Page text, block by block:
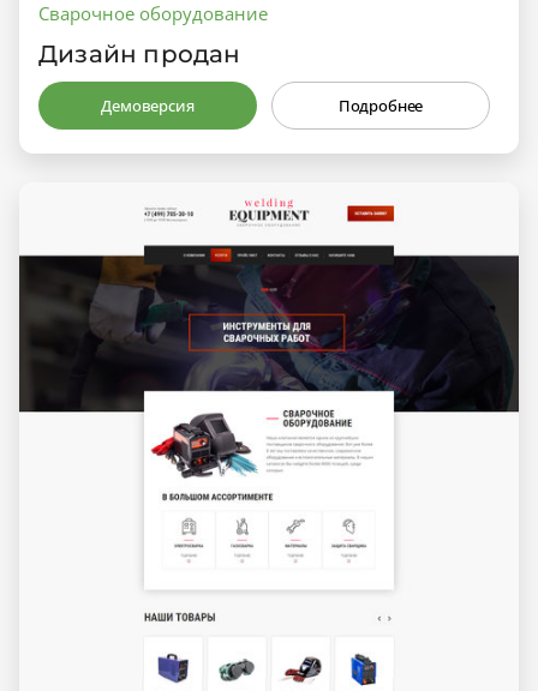
Сварочное оборудование
Дизайн продан
Демоверсия Подробнее